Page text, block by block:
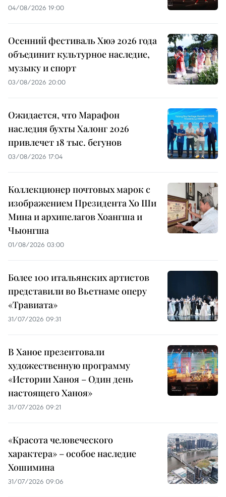
04/08/2026 19:00
Осенний фестиваль Хюэ 2026 года
объединит культурное наследие,
музыку и спорт
03/08/2026 20:00
Ожидается, что Марафон
наследия бухты Халонг 2026
привлечет 18 тыс. бегунов
03/08/2026 17:04
Коллекционер почтовых марок с
изображением Президента Хо Ши
Мина и архипелагов Хоангша и
Чыонгша
01/08/2026 03:00
Более 100 итальянских артистов
представили во Вьетнаме оперу
«Травиата»
31/07/2026 09:31
В Ханое презентовали
художественную программу
«Истории Ханоя – Один день
настоящего Ханоя»
31/07/2026 09:21
«Красота человеческого
характера» – особое наследие
Хошимина
31/07/2026 09:06